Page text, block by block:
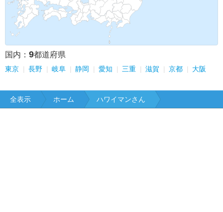
国内： 9都道府県
東京 長野 岐阜 静岡 愛知 三重 滋賀 京都 大阪
全表示 ホーム ハワイマンさん